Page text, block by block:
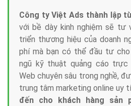
Công ty Việt Ads thành lập
với bề dày kinh nghiệm sẽ tư
triển thương hiệu của doanh
phí mà bạn có thể đầu tư
ngũ kỹ thuật quảng cáo trực
Web chuyên sâu trong nghề,
trung tâm marketing online uy
đến cho khách hàng sản